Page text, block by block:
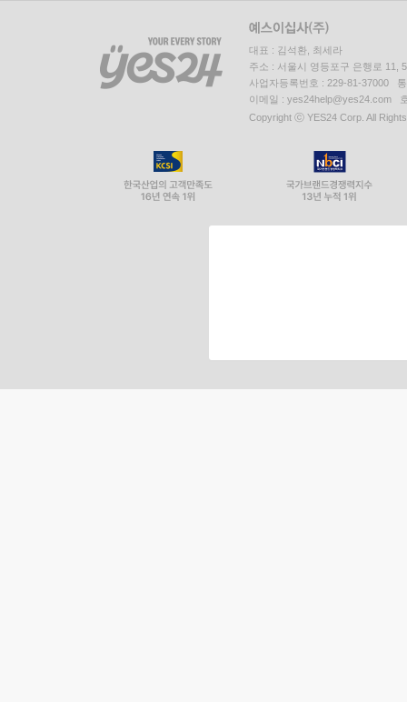
대표 : 김석환, 최세라
주소 : 서울시 영등포구 은행로 11,
사업자등록번호 : 229-81-37000
이메일 : yes24help@yes24.com
Copyright ⓒ YES24 Corp. All